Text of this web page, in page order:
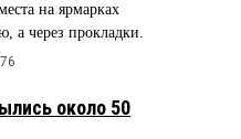
на ярмарках
а через прокладки.
около 50